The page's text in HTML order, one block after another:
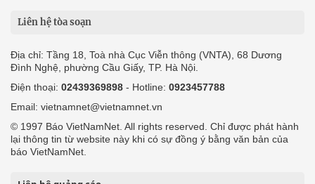
Liên hệ tòa soạn
Địa chỉ: Tầng 18, Toà nhà Cục Viễn thông (VNTA), 68 Dương
Đình Nghệ, phường Cầu Giấy, TP. Hà Nội.
Điện thoại: 02439369898 - Hotline: 0923457788
Email: vietnamnet@vietnamnet.vn
© 1997 Báo VietNamNet. All rights reserved. Chỉ được phát hành
lại thông tin từ website này khi có sự đồng ý bằng văn bản của
báo VietNamNet.